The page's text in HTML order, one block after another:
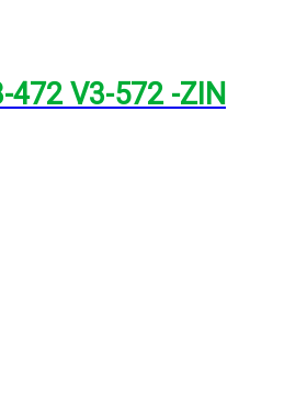
472 V3-572 -ZIN